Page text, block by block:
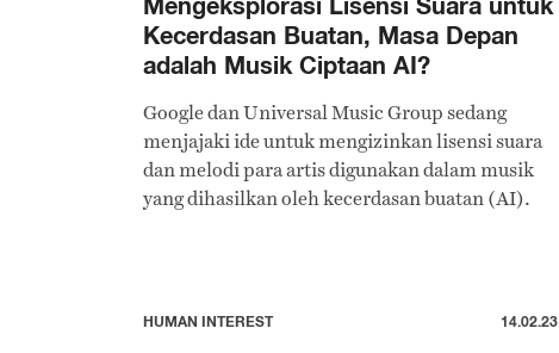
Kecerdasan Buatan, Masa Depan
adalah Musik Ciptaan AI?
Google dan Universal Music Group sedang
menjajaki ide untuk mengizinkan lisensi suara
dan melodi para artis digunakan dalam musik
yang dihasilkan oleh kecerdasan buatan (AI).
HUMAN INTEREST 14.02.23